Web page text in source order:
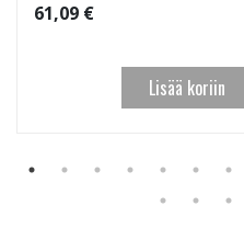
61,09 €
Lisää koriin